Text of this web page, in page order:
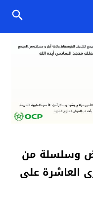
وسلسلة من
العاشرة على